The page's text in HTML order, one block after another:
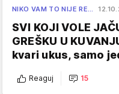
NIKO VAM TO NIJE RE…
SVI KOJI VOLE
GREŠKU U
kvari ukus, samo
Reaguj 15